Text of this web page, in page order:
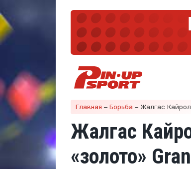
Главная – Борьба – Жалгас
Жалгас
«золото»